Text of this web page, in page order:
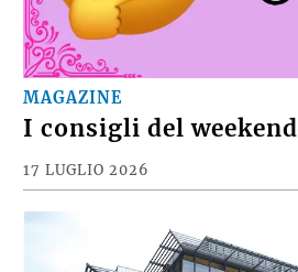
MAGAZINE
I consigli del weekend
17 LUGLIO 2026